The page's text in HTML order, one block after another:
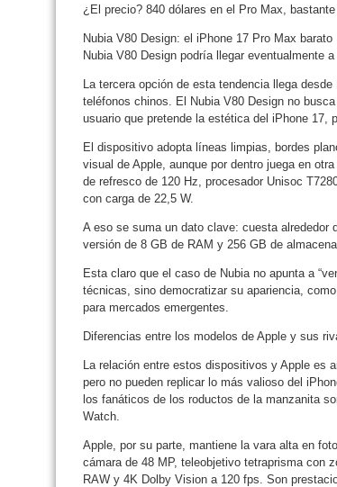
¿El precio? 840 dólares en el Pro Max,
Nubia V80 Design: el iPhone 17 Pro Max barato
Nubia V80 Design podría llegar eventualmente
La tercera opción de esta tendencia llega
teléfonos chinos. El Nubia V80 Design no
usuario que pretende la estética del iPhone 17,
El dispositivo adopta líneas limpias, bordes
visual de Apple, aunque por dentro juega en
de refresco de 120 Hz, procesador Unisoc
con carga de 22,5 W.
A eso se suma un dato clave: cuesta alrededor
versión de 8 GB de RAM y 256 GB de
Esta claro que el caso de Nubia no apunta a
técnicas, sino democratizar su apariencia,
para mercados emergentes.
Diferencias entre los modelos de Apple y sus
La relación entre estos dispositivos y Apple es
pero no pueden replicar lo más valioso del
los fanáticos de los roductos de la manzanita
Watch.
Apple, por su parte, mantiene la vara alta en
cámara de 48 MP, teleobjetivo tetraprisma con
RAW y 4K Dolby Vision a 120 fps. Son